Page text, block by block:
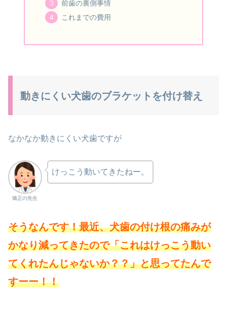
前歯の裏側事情
これまでの費用
動きにくい犬歯のブラケットを付け替え
なかなか動きにくい犬歯ですが
矯正の先生
けっこう動いてきたねー。
そうなんです！最近、犬歯の付け根の痛みが
かなり減ってきたので「これはけっこう動い
てくれたんじゃないか？？」と思ってたんで
すーー！！